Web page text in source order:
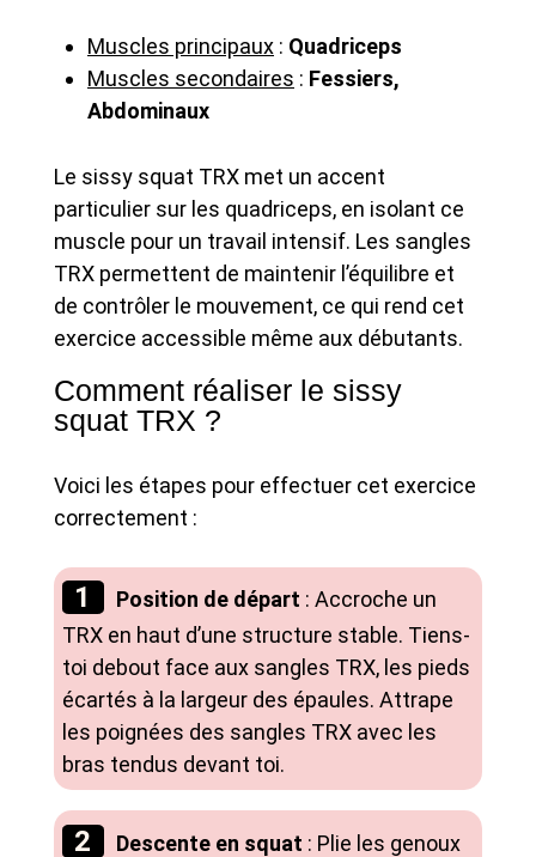
Muscles principaux : Quadriceps
Muscles secondaires : Fessiers,
Abdominaux
Le sissy squat TRX met un accent
particulier sur les quadriceps, en isolant ce
muscle pour un travail intensif. Les sangles
TRX permettent de maintenir l’équilibre et
de contrôler le mouvement, ce qui rend cet
exercice accessible même aux débutants.
Comment réaliser le sissy
squat TRX ?
Voici les étapes pour effectuer cet exercice
correctement :
Position de départ : Accroche un
TRX en haut d’une structure stable. Tiens-
toi debout face aux sangles TRX, les pieds
écartés à la largeur des épaules. Attrape
les poignées des sangles TRX avec les
bras tendus devant toi.
Descente en squat : Plie les genoux